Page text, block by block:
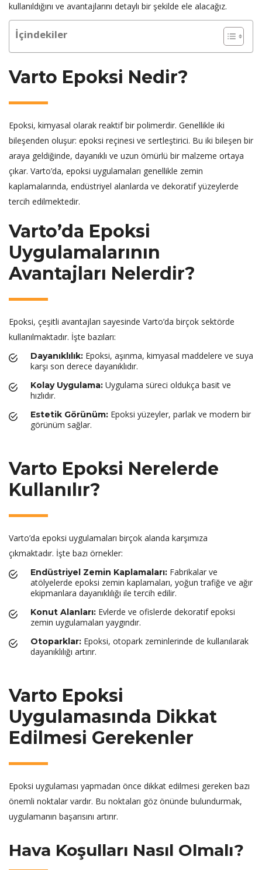
kullanıldığını ve avantajlarını detaylı bir şekilde ele alacağız.
İçindekiler
Varto Epoksi Nedir?
Epoksi, kimyasal olarak reaktif bir polimerdir. Genellikle iki
bileşenden oluşur: epoksi reçinesi ve sertleştirici. Bu iki bileşen bir
araya geldiğinde, dayanıklı ve uzun ömürlü bir malzeme ortaya
çıkar. Varto’da, epoksi uygulamaları genellikle zemin
kaplamalarında, endüstriyel alanlarda ve dekoratif yüzeylerde
tercih edilmektedir.
Varto’da Epoksi
Uygulamalarının
Avantajları Nelerdir?
Epoksi, çeşitli avantajları sayesinde Varto’da birçok sektörde
kullanılmaktadır. İşte bazıları:
Dayanıklılık: Epoksi, aşınma, kimyasal maddelere ve suya
karşı son derece dayanıklıdır.
Kolay Uygulama: Uygulama süreci oldukça basit ve
hızlıdır.
Estetik Görünüm: Epoksi yüzeyler, parlak ve modern bir
görünüm sağlar.
Varto Epoksi Nerelerde
Kullanılır?
Varto’da epoksi uygulamaları birçok alanda karşımıza
çıkmaktadır. İşte bazı örnekler:
Endüstriyel Zemin Kaplamaları: Fabrikalar ve
atölyelerde epoksi zemin kaplamaları, yoğun trafiğe ve ağır
ekipmanlara dayanıklılığı ile tercih edilir.
Konut Alanları: Evlerde ve ofislerde dekoratif epoksi
zemin uygulamaları yaygındır.
Otoparklar: Epoksi, otopark zeminlerinde de kullanılarak
dayanıklılığı artırır.
Varto Epoksi
Uygulamasında Dikkat
Edilmesi Gerekenler
Epoksi uygulaması yapmadan önce dikkat edilmesi gereken bazı
önemli noktalar vardır. Bu noktaları göz önünde bulundurmak,
uygulamanın başarısını artırır.
Hava Koşulları Nasıl Olmalı?